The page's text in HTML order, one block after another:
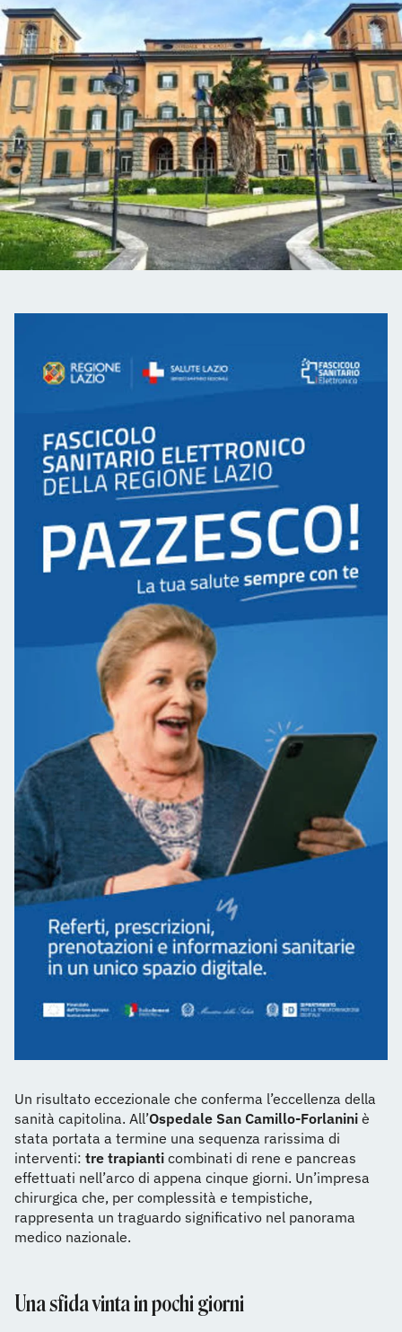
Un risultato eccezionale che conferma l’eccellenza della
sanità capitolina. All’Ospedale San Camillo-Forlanini è
stata portata a termine una sequenza rarissima di
interventi: tre trapianti combinati di rene e pancreas
effettuati nell’arco di appena cinque giorni. Un’impresa
chirurgica che, per complessità e tempistiche,
rappresenta un traguardo significativo nel panorama
medico nazionale.
Una sfida vinta in pochi giorni